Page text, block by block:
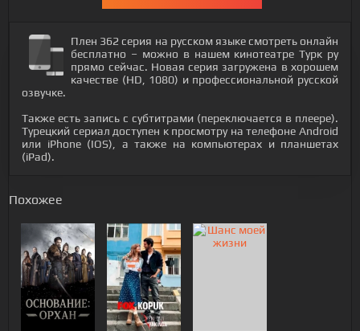
Плен 362 серия на русском языке смотреть онлайн
бесплатно – можно в нашем кинотеатре Турк ру
прямо сейчас. Новая серия загружена в хорошем
качестве (HD, 1080) и профессиональной русской
озвучке.
Также есть запись с субтитрами (переключается в плеере).
Турецкий сериал доступен к просмотру на телефоне Android
или iPhone (IOS), а также на компьютерах и планшетах
(iPad).
Похожее